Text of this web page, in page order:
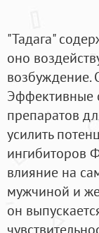
"Тадага"
оно
возбуждение.
Эффективные
препаратов
усилить
ингибиторов
влияние на
мужчиной и
он